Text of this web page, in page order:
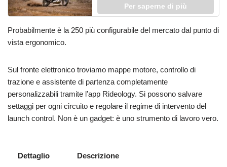
Per saperne di più
Probabilmente è la 250 più configurabile del mercato dal punto di
vista ergonomico.
Sul fronte elettronico troviamo mappe motore, controllo di
trazione e assistente di partenza completamente
personalizzabili tramite l’app Rideology. Si possono salvare
settaggi per ogni circuito e regolare il regime di intervento del
launch control. Non è un gadget: è uno strumento di lavoro vero.
Dettaglio Descrizione